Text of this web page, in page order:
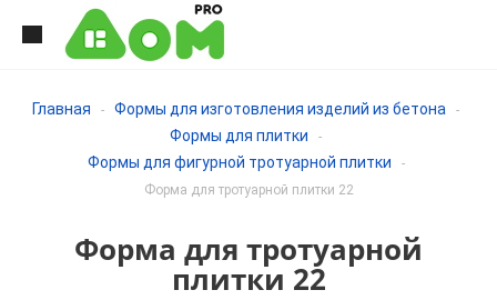
+375 29 668 7000
Звонки пн-пт 09:00-19:00
Главная - Формы для изготовления изделий из бетона -
Формы для плитки -
Формы для фигурной тротуарной плитки
-
Форма для тротуарной плитки 22
Форма для тротуарной
плитки 22